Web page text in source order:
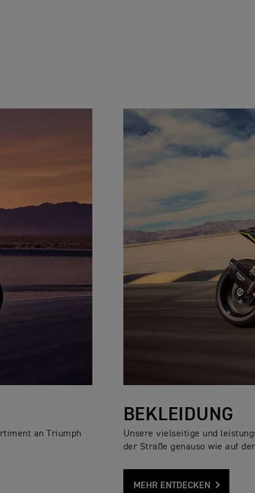
an Triumph
BEKLEIDUNG
Unsere vielseitige und
der Straße genauso wie auf
MEHR ENTDECKEN